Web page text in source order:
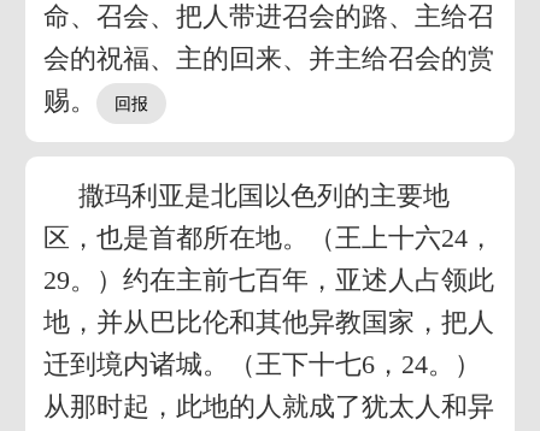
命、召会、把人带进召会的路、主给召
会的祝福、主的回来、并主给召会的赏
赐。
撒玛利亚是北国以色列的主要地
区，也是首都所在地。（王上十六24，
29。）约在主前七百年，亚述人占领此
地，并从巴比伦和其他异教国家，把人
迁到境内诸城。（王下十七6，24。）
从那时起，此地的人就成了犹太人和异